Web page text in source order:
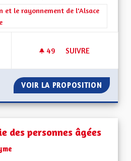
catégorie : La Culture, l'Education et
et le rayonnement de l'Alsace
49 49 ABONNÉS
SUIVRE
VOIR LA PROPOSITION AIDES
des personnes âgées